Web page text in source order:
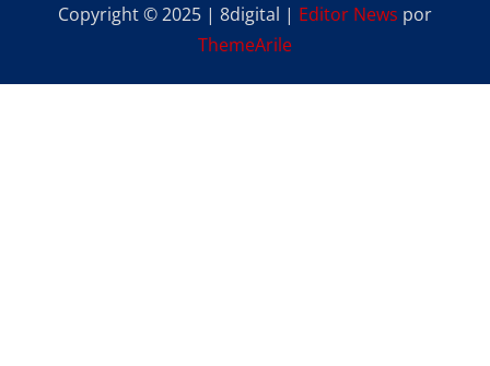
Copyright © 2025 | 8digital | Editor News por
ThemeArile